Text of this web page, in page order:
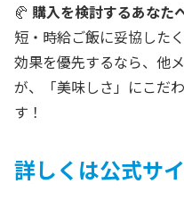
🥐 購入を検討するあなた
短・時給ご飯に妥協した
効果を優先するなら、他
が、「美味しさ」にこだ
す！
詳しくは公式サ